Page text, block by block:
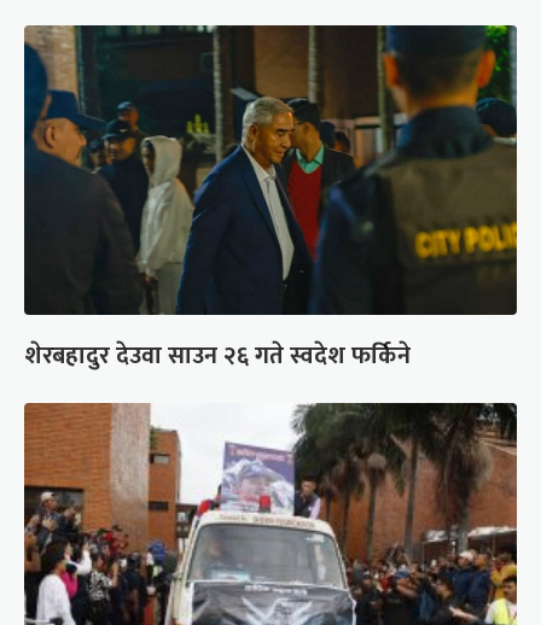
शेरबहादुर देउवा साउन २६ गते स्वदेश फर्किने